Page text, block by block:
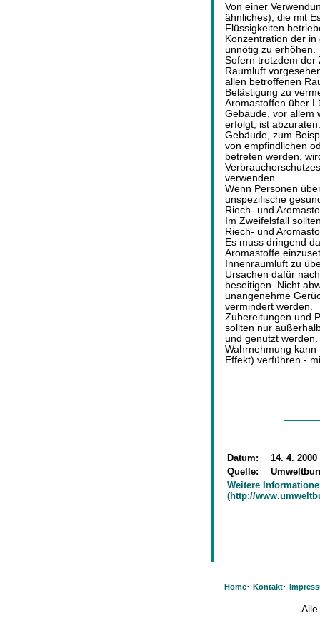
Von einer
ähnliches), die mit
Flüssigkeiten
Konzentration der
unnötig zu
Sofern trotzdem der
Raumluft
allen betroffenen
Belästigung zu
Aromastoffen über
Gebäude, vor allem
erfolgt, ist
Gebäude, zum
von empfindlichen
betreten werden,
verwenden.
Wenn Personen
unspezifische
Riech- und
Im Zweifelsfall
Riech- und
Es muss dringend
Aromastoffe
Innenraumluft zu
Ursachen dafür
beseitigen. Nicht
unangenehme
vermindert werden.
Zubereitungen und
sollten nur
und genutzt
Wahrnehmung
Effekt) verführen -
Datum:
14. 4. 2000
Quelle:
Weitere
(http://
Home· Kontakt·